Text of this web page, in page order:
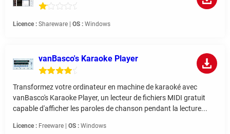
Licence : Shareware | OS : Windows
vanBasco's Karaoke Player
Transformez votre ordinateur en machine de karaoké avec
vanBasco's Karaoke Player, un lecteur de fichiers MIDI gratuit
capable d'afficher les paroles de chanson pendant la lecture...
Licence : Freeware | OS : Windows